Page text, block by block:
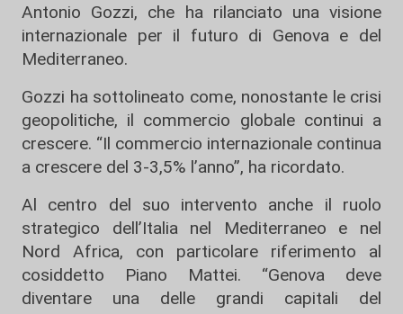
Antonio Gozzi, che ha rilanciato una visione
internazionale per il futuro di Genova e del
Mediterraneo.
Gozzi ha sottolineato come, nonostante le crisi
geopolitiche, il commercio globale continui a
crescere. “Il commercio internazionale continua
a crescere del 3-3,5% l’anno”, ha ricordato.
Al centro del suo intervento anche il ruolo
strategico dell’Italia nel Mediterraneo e nel
Nord Africa, con particolare riferimento al
cosiddetto Piano Mattei. “Genova deve
diventare una delle grandi capitali del